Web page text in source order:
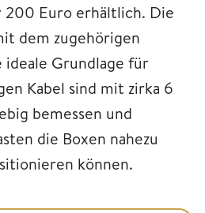
Euro erhältlich. Die
dem zugehörigen
Grundlage für
Kabel sind mit zirka 6
bemessen und
die Boxen nahezu
können.